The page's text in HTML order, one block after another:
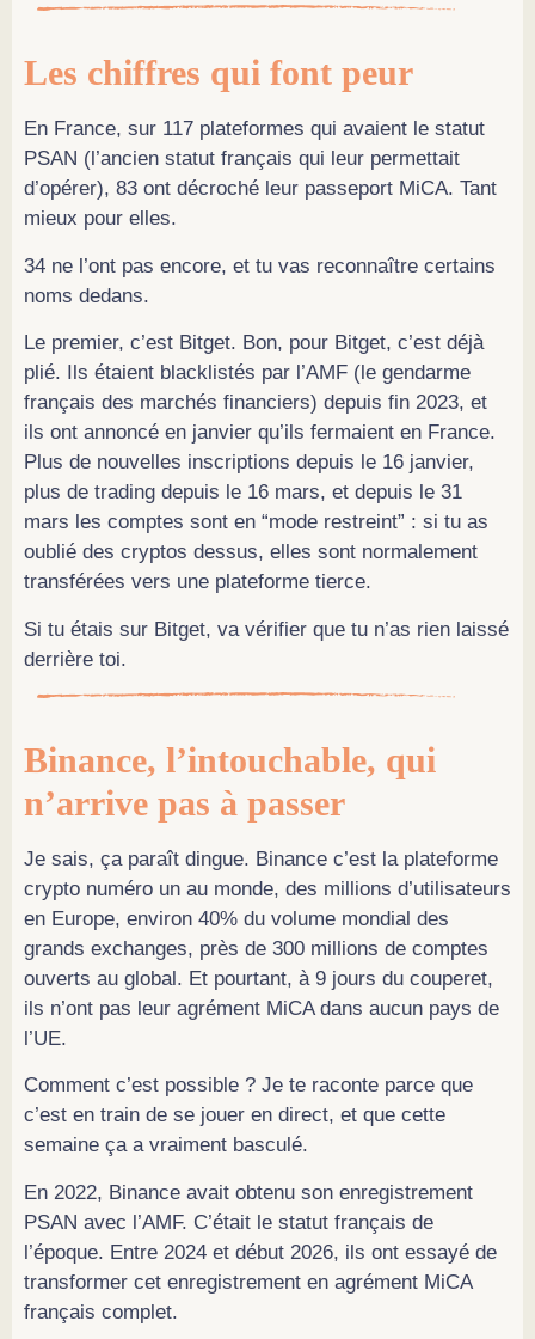
Les chiffres qui font peur
En France, sur 117 plateformes qui avaient le statut
PSAN (l’ancien statut français qui leur permettait
d’opérer), 83 ont décroché leur passeport MiCA. Tant
mieux pour elles.
34 ne l’ont pas encore, et tu vas reconnaître certains
noms dedans.
Le premier, c’est Bitget. Bon, pour Bitget, c’est déjà
plié. Ils étaient blacklistés par l’AMF (le gendarme
français des marchés financiers) depuis fin 2023, et
ils ont annoncé en janvier qu’ils fermaient en France.
Plus de nouvelles inscriptions depuis le 16 janvier,
plus de trading depuis le 16 mars, et depuis le 31
mars les comptes sont en “mode restreint” : si tu as
oublié des cryptos dessus, elles sont normalement
transférées vers une plateforme tierce.
Si tu étais sur Bitget, va vérifier que tu n’as rien laissé
derrière toi.
Binance, l’intouchable, qui
n’arrive pas à passer
Je sais, ça paraît dingue. Binance c’est la plateforme
crypto numéro un au monde, des millions d’utilisateurs
en Europe, environ 40% du volume mondial des
grands exchanges, près de 300 millions de comptes
ouverts au global. Et pourtant, à 9 jours du couperet,
ils n’ont pas leur agrément MiCA dans aucun pays de
l’UE.
Comment c’est possible ? Je te raconte parce que
c’est en train de se jouer en direct, et que cette
semaine ça a vraiment basculé.
En 2022, Binance avait obtenu son enregistrement
PSAN avec l’AMF. C’était le statut français de
l’époque. Entre 2024 et début 2026, ils ont essayé de
transformer cet enregistrement en agrément MiCA
français complet.